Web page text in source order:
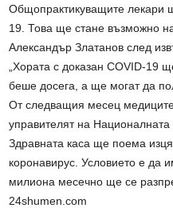
Общопрактикуващите лекари
19. Това ще стане възможно
Александър Златанов след
„Хората с доказан COVID-19
беше досега, а ще могат да
От следващия месец
управителят на
Здравната каса ще поема
коронавирус. Условието е да
милиона месечно ще се
24shumen.com